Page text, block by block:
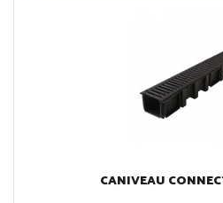
CANIVEAU